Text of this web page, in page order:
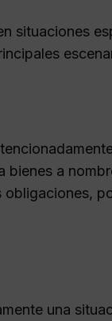
situaciones
bienes a
una